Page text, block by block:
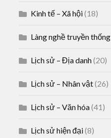
Kinh tế – Xã hội(18)
Làng nghề truyền thống
Lịch sử – Địa danh(20)
Lịch sử – Nhân vật(26)
Lịch sử – Văn hóa(41)
Lịch sử hiện đại(8)